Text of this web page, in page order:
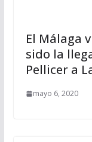
El Málaga
sido la
Pellicer a
mayo 6, 2020